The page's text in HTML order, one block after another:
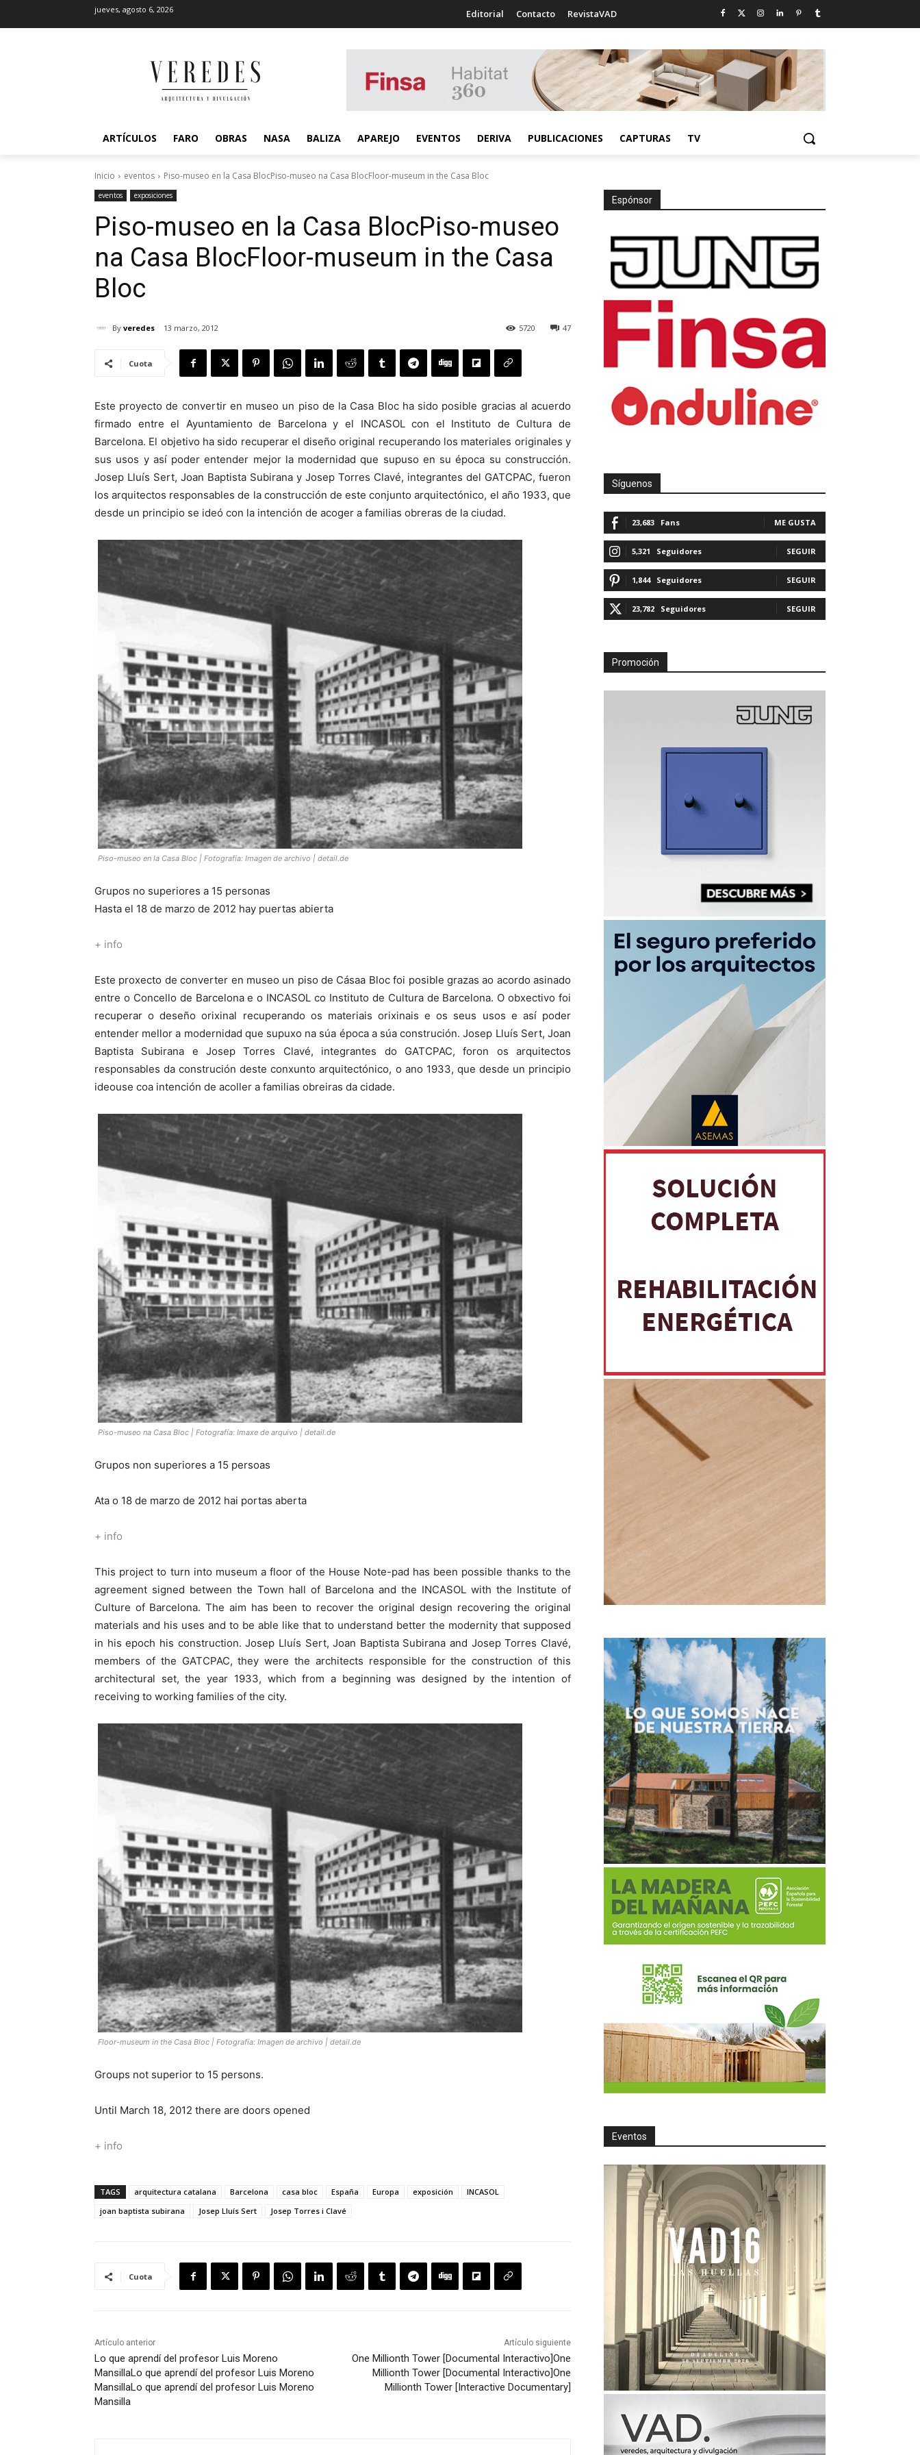
jueves, agosto 6, 2026 Editorial Contacto RevistaVAD
ARTÍCULOS FARO OBRAS NASA BALIZA APAREJO EVENTOS DERIVA PUBLICACIONES CAPTURAS TV
Inicio eventos Piso-museo en la Casa BlocPiso-museo na Casa BlocFloor-museum in the Casa Bloc
eventos exposiciones
Piso-museo en la Casa BlocPiso-museo
na Casa BlocFloor-museum in the Casa
Bloc
By veredes 13 marzo, 2012 47
5720
Cuota
Este proyecto de convertir en museo un piso de la Casa Bloc ha sido posible gracias al acuerdo
firmado entre el Ayuntamiento de Barcelona y el INCASOL con el Instituto de Cultura de
Barcelona. El objetivo ha sido recuperar el diseño original recuperando los materiales originales y
sus usos y así poder entender mejor la modernidad que supuso en su época su construcción.
Josep Lluís Sert, Joan Baptista Subirana y Josep Torres Clavé, integrantes del GATCPAC, fueron
los arquitectos responsables de la construcción de este conjunto arquitectónico, el año 1933, que
desde un principio se ideó con la intención de acoger a familias obreras de la ciudad.
Piso-museo en la Casa Bloc | Fotografía: Imagen de archivo | detail.de
Grupos no superiores a 15 personas
Hasta el 18 de marzo de 2012 hay puertas abierta
+ info
Este proxecto de converter en museo un piso de Cásaa Bloc foi posible grazas ao acordo asinado
entre o Concello de Barcelona e o INCASOL co Instituto de Cultura de Barcelona. O obxectivo foi
recuperar o deseño orixinal recuperando os materiais orixinais e os seus usos e así poder
entender mellor a modernidad que supuxo na súa época a súa construción. Josep Lluís Sert, Joan
Baptista Subirana e Josep Torres Clavé, integrantes do GATCPAC, foron os arquitectos
responsables da construción deste conxunto arquitectónico, o ano 1933, que desde un principio
ideouse coa intención de acoller a familias obreiras da cidade.
Piso-museo na Casa Bloc | Fotografía: Imaxe de arquivo | detail.de
Grupos non superiores a 15 persoas
Ata o 18 de marzo de 2012 hai portas aberta
+ info
This project to turn into museum a floor of the House Note-pad has been possible thanks to the
agreement signed between the Town hall of Barcelona and the INCASOL with the Institute of
Culture of Barcelona. The aim has been to recover the original design recovering the original
materials and his uses and to be able like that to understand better the modernity that supposed
in his epoch his construction. Josep Lluís Sert, Joan Baptista Subirana and Josep Torres Clavé,
members of the GATCPAC, they were the architects responsible for the construction of this
architectural set, the year 1933, which from a beginning was designed by the intention of
receiving to working families of the city.
Floor-museum in the Casa Bloc | Fotografía: Imagen de archivo | detail.de
Groups not superior to 15 persons.
Until March 18, 2012 there are doors opened
+ info
TAGS arquitectura catalana Barcelona casa bloc España Europa exposición
INCASOL
joan baptista subirana
Josep Lluís Sert Josep Torres i Clavé
Cuota
Artículo anterior
Lo que aprendí del profesor Luis Moreno
MansillaLo que aprendí del profesor Luis Moreno
MansillaLo que aprendí del profesor Luis Moreno
Mansilla
Artículo siguiente
One Millionth Tower [Documental Interactivo]One
Millionth Tower [Documental Interactivo]One
Millionth Tower [Interactive Documentary]
Espónsor
Síguenos
23,683 Fans ME GUSTA
5,321 Seguidores SEGUIR
1,844 Seguidores SEGUIR
23,782 Seguidores SEGUIR
Promoción
Eventos